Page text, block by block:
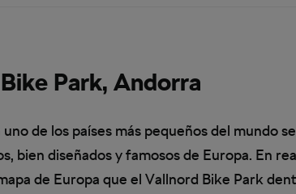
Park, Andorra
de los países más pequeños del mundo
bien diseñados y famosos de Europa. En
de Europa que el Vallnord Bike Park